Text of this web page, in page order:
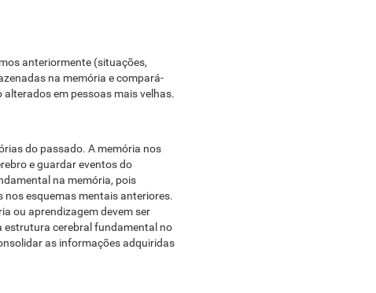
anteriormente (situações,
na memória e compará-
em pessoas mais velhas.
do passado. A memória nos
e guardar eventos do
na memória, pois
esquemas mentais anteriores.
ou aprendizagem devem ser
estrutura cerebral fundamental no
as informações adquiridas